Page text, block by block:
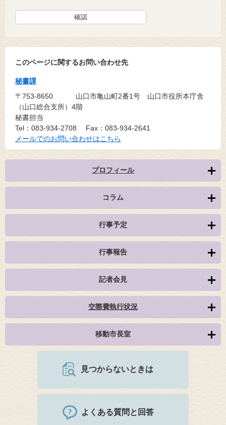
このページに関するお問い合わせ先
秘書課
〒753-8650
山口市亀山町2番1号 山口市役所本庁舎
（山口総合支所）4階
秘書担当
Tel：083-934-2708
Fax：083-934-2641
メールでのお問い合わせはこちら
プロフィール
コラム
行事予定
行事報告
記者会見
交際費執行状況
移動市長室
見つからないときは
よくある質問と回答